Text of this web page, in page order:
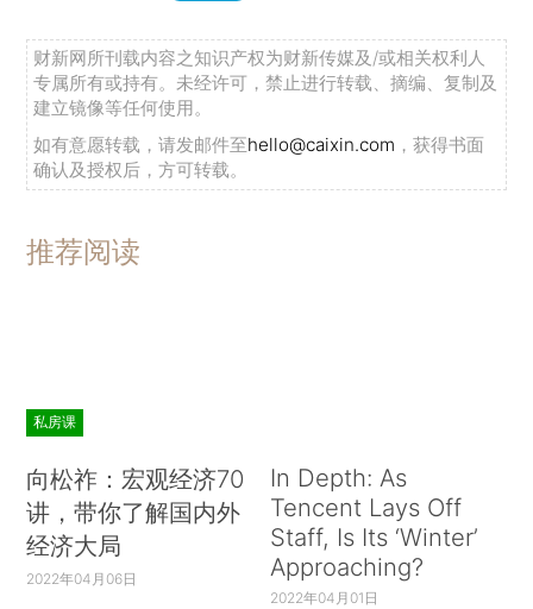
财新网所刊载内容之知识产权为财新传媒及/或相关权利人
专属所有或持有。未经许可，禁止进行转载、摘编、复制及
建立镜像等任何使用。
如有意愿转载，请发邮件至hello@caixin.com ，获得书面
确认及授权后，方可转载。
推荐阅读
私房课
向松祚：宏观经济70
讲，带你了解国内外
经济大局
2022年04月06日
In Depth: As
Tencent Lays Off
Staff, Is Its ‘Winter’
Approaching?
2022年04月01日